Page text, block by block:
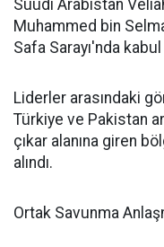
Suudi Arabistan
Muhammed bin
Safa Sarayı'nda
Liderler arasındaki
Türkiye ve Pakistan
çıkar alanına giren
alındı.
Ortak Savunma